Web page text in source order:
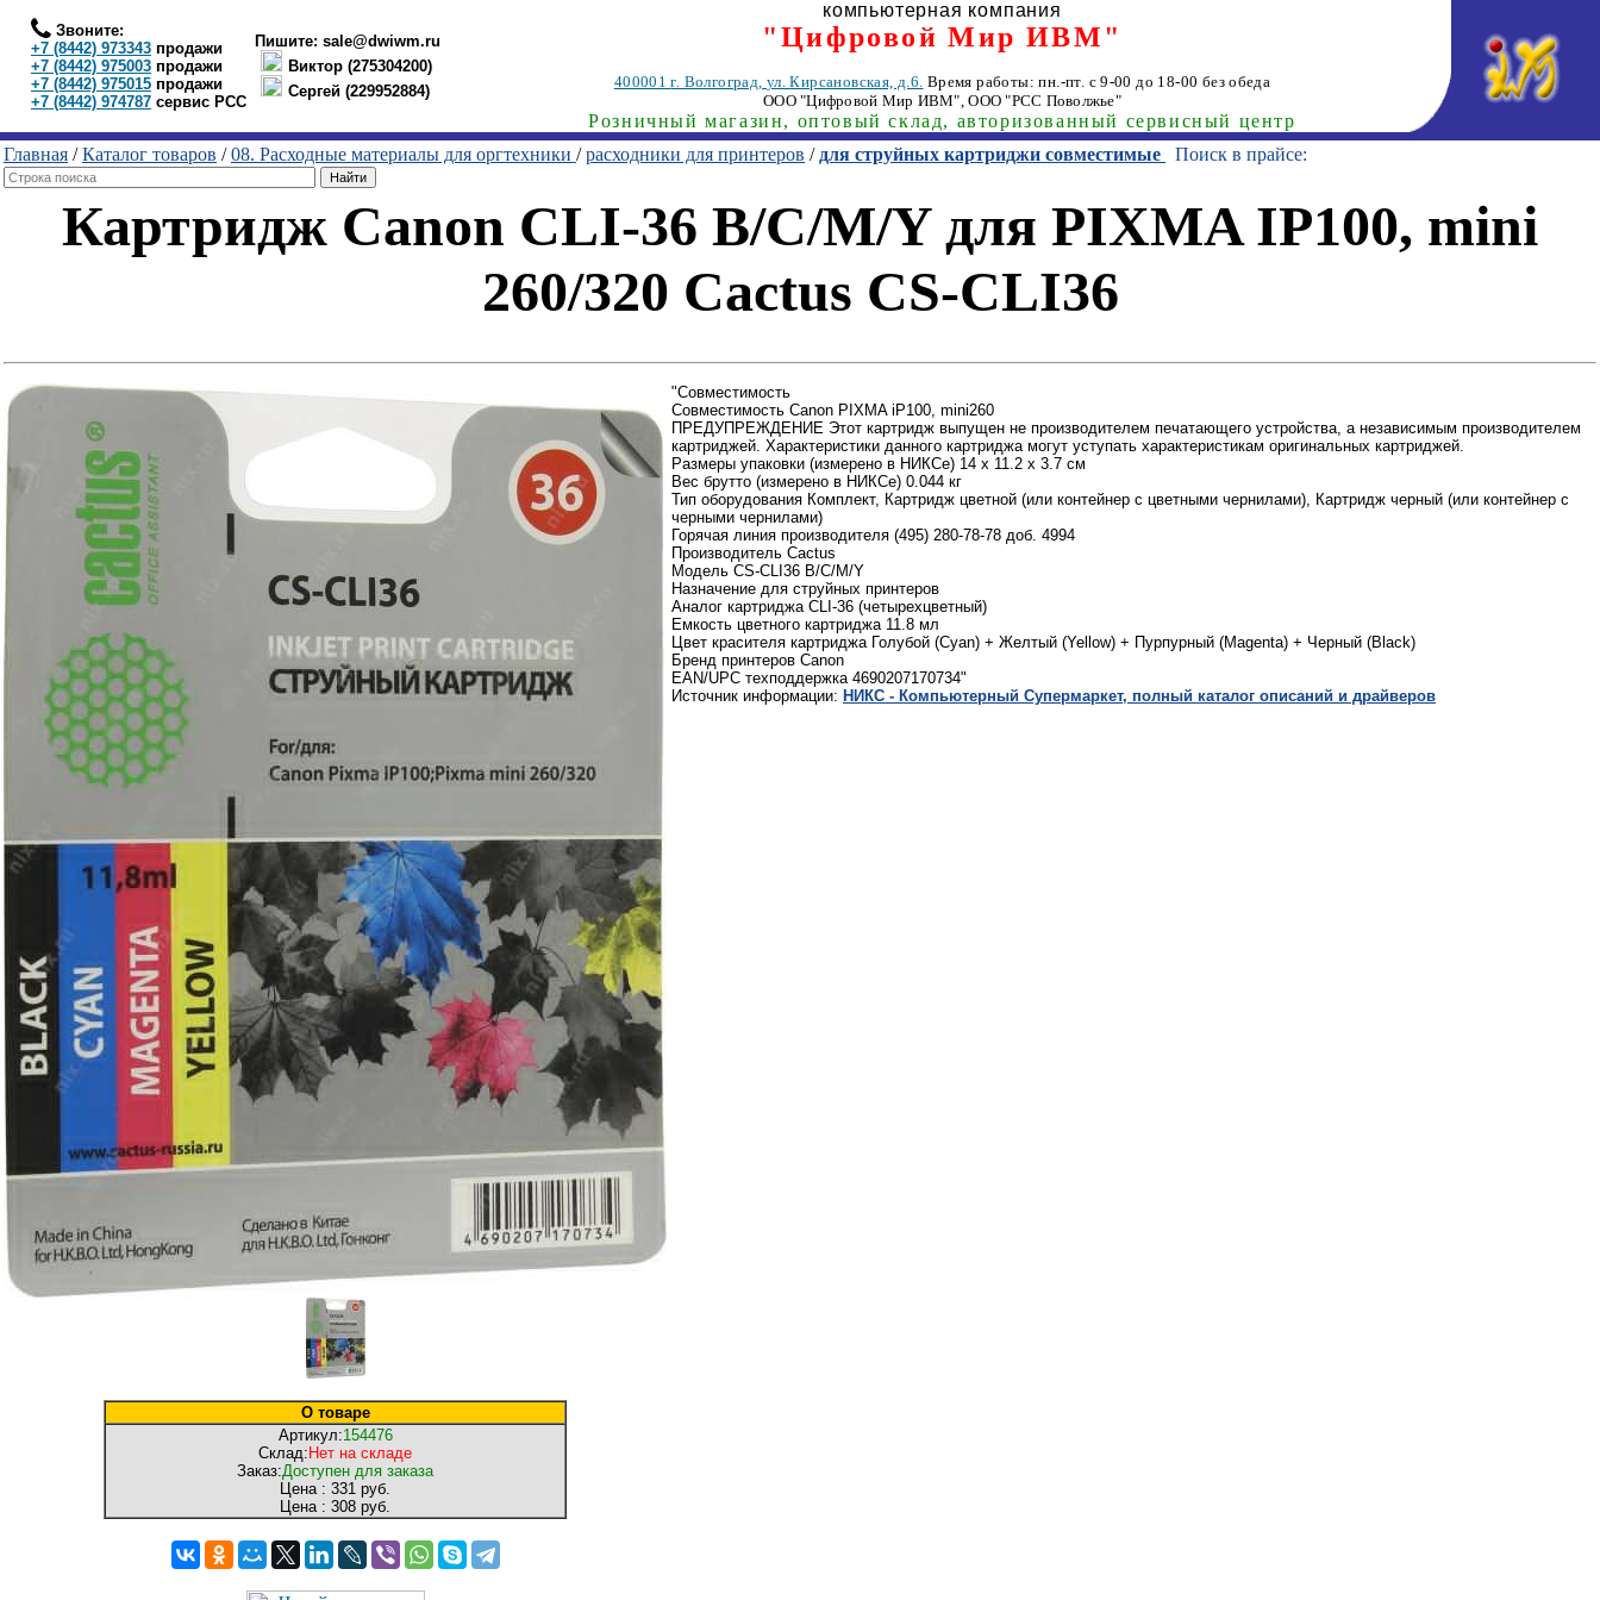
Звоните:
+7 (8442) 973343 продажи
+7 (8442) 975003 продажи
+7 (8442) 975015 продажи
+7 (8442) 974787 сервис РСС
Пишите: sale@dwiwm.ru
Виктор (275304200)
Сергей (229952884)
компьютерная компания
"Цифровой Мир ИВМ"
400001г. Волгоград, ул. Кирсановская, д.6. Время работы: пн.-пт. с 9-00 до 18-00 без обеда
ООО "Цифровой Мир ИВМ", ООО "РСС Поволжье"
Розничный магазин, оптовый склад, авторизованный сервисный центр
Главная /Каталог товаров /08. Расходные материалы для оргтехники /расходники для принтеров / для струйных картриджи совместимые Поиск в прайсе:
Картридж Canon CLI-36 B/C/M/Y для PIXMA IP100, mini
260/320 Cactus CS-CLI36
О товаре
Артикул:154476
Склад: Нет на складе
Заказ:Доступен для заказа
Цена : 331 руб.
Цена : 308 руб.
"Совместимость
Совместимость Canon PIXMA iP100, mini260
ПРЕДУПРЕЖДЕНИЕ Этот картридж выпущен не производителем печатающего устройства, а независимым производителем
картриджей. Характеристики данного картриджа могут уступать характеристикам оригинальных картриджей.
Размеры упаковки (измерено в НИКСе) 14 x 11.2 x 3.7 см
Вес брутто (измерено в НИКСе) 0.044 кг
Тип оборудования Комплект, Картридж цветной (или контейнер с цветными чернилами), Картридж черный (или контейнер с
черными чернилами)
Горячая линия производителя (495) 280-78-78 доб. 4994
Производитель Cactus
Модель CS-CLI36 B/C/M/Y
Назначение для струйных принтеров
Аналог картриджа CLI-36 (четырехцветный)
Емкость цветного картриджа 11.8 мл
Цвет красителя картриджа Голубой (Cyan) + Желтый (Yellow) + Пурпурный (Magenta) + Черный (Black)
Бренд принтеров Canon
EAN/UPC техподдержка 4690207170734"
Источник информации: НИКС - Компьютерный Cупермаркет, полный каталог описаний и драйверов